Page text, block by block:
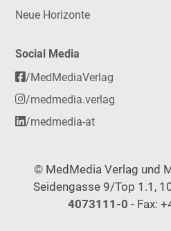
Neue Horizonte
Social Media
/MedMediaVerlag
/medmedia.verlag
/medmedia-at
© MedMedia Verlag und
Seidengasse 9/Top 1.1,
4073111-0 - Fax: